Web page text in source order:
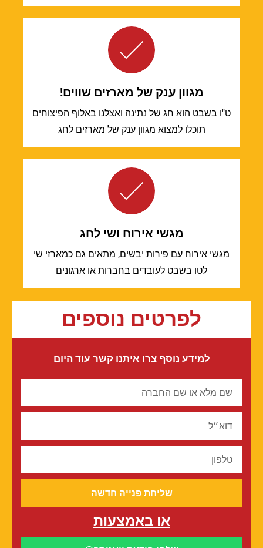
ר
ת
מגוון ענק של מארזים שווים!
ט"ו בשבט הוא חג של נתינה ואצלנו באלוף הפיצוחים
תוכלו למצוא מגוון ענק של מארזים לחג
מגשי אירוח ושי לחג
מגשי אירוח עם פירות יבשים, מתאים גם כמארזי שי
לטו בשבט לעובדים בחברות או ארגונים
לפרטים נוספים
למידע נוסף צרו איתנו קשר עוד היום
שליחת פנייה חדשה
או באמצעות